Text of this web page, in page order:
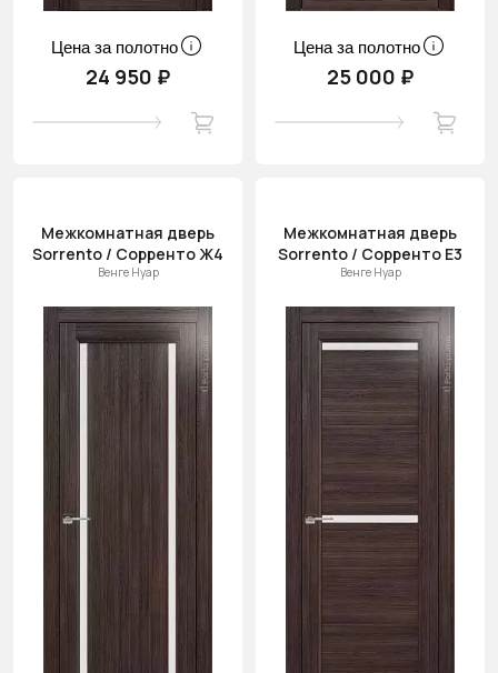
Цена за полотно
24 950 ₽
Цена за полотно
25 000 ₽
Межкомнатная дверь
Sorrento / Сорренто Ж4
Венге Нуар
Межкомнатная дверь
Sorrento / Сорренто Е3
Венге Нуар